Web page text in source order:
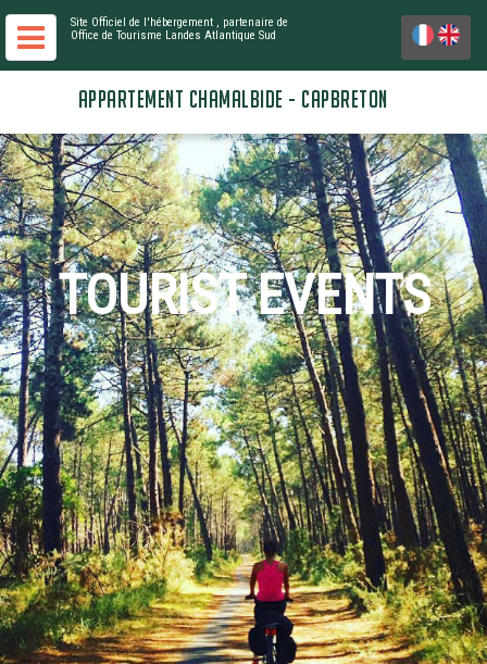
Site Officiel de l'hébergement , partenaire de
Office de Tourisme Landes Atlantique Sud
APPARTEMENT CHAMALBIDE - CAPBRETON
TOURIST EVENTS